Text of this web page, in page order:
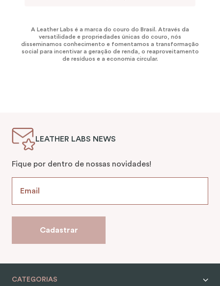
A Leather Labs é a marca do couro do Brasil. Através da
versatilidade e propriedades únicas do couro, nós
disseminamos conhecimento e fomentamos a transformação
social para incentivar a geração de renda, o reaproveitamento
de resíduos e a economia circular.
LEATHER LABS NEWS
Fique por dentro de nossas novidades!
Cadastrar
CATEGORIAS